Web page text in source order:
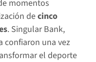
momentos
de cinco
. Singular Bank,
confiaron una vez
el deporte